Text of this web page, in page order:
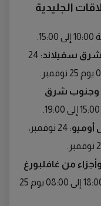
الجليدية
سفيلاند : 24
وجنوب شرق
أوميو
: 24 نوفمبر،
من غافلبورغ
: 24 نوفمبر، من الساعة 18:00 إلى 08:00 يوم 25